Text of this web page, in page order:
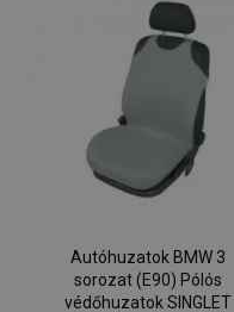
Autóhuzatok BMW 3
sorozat (E90) Pólós
védőhuzatok SINGLET